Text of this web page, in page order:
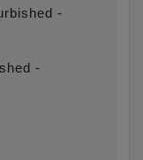
-
-